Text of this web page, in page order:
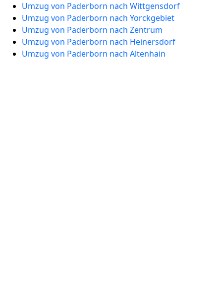
Umzug von Paderborn nach Wittgensdorf
Umzug von Paderborn nach Yorckgebiet
Umzug von Paderborn nach Zentrum
Umzug von Paderborn nach Heinersdorf
Umzug von Paderborn nach Altenhain